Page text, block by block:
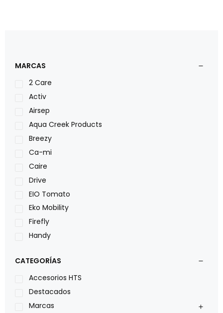
MARCAS
2 Care
Activ
Airsep
Aqua Creek Products
Breezy
Ca-mi
Caire
Drive
EIO Tomato
Eko Mobility
Firefly
Handy
Leggero
Lumex
Medical Store
Nidek
CATEGORÍAS
Accesorios HTS
Destacados
Marcas